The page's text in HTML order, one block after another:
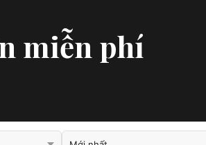
miễn phí